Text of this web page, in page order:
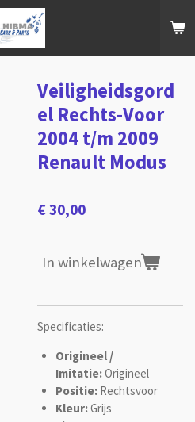
Veiligheidsgord
el Rechts-Voor
2004 t/m 2009
Renault Modus
€ 30,00
In winkelwagen
Specificaties:
Origineel /
Imitatie:Origineel
Positie: Rechtsvoor
Kleur:Grijs